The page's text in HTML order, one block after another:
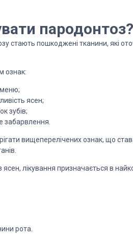
пародонтоз?
стають пошкоджені тканини, які
ознак:
ясен;
зубів;
забарвлення.
вищеперелічених ознак, що
ясен, лікування призначається в
рота.